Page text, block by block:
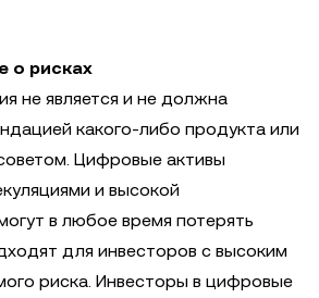
о рисках
не является и не должна
какого-либо продукта или
Цифровые активы
и высокой
в любое время потерять
для инвесторов с высоким
риска. Инвесторы в цифровые